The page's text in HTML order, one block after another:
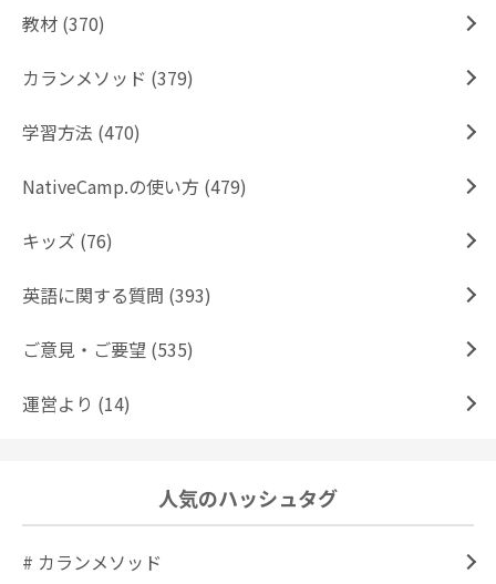
教材 (370)
カランメソッド (379)
学習方法 (470)
NativeCamp.の使い方 (479)
キッズ (76)
英語に関する質問 (393)
ご意見・ご要望 (535)
運営より (14)
人気のハッシュタグ
# カランメソッド